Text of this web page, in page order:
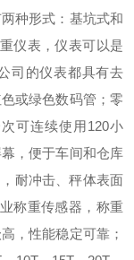
种形式：基坑式和
仪表，仪表可以是
司的仪表都具有去
或绿色数码管； 零
可连续使用120小
，便于车间和仓库
耐冲击、秤体表面
称重传感器，称重
，性能稳定可靠；